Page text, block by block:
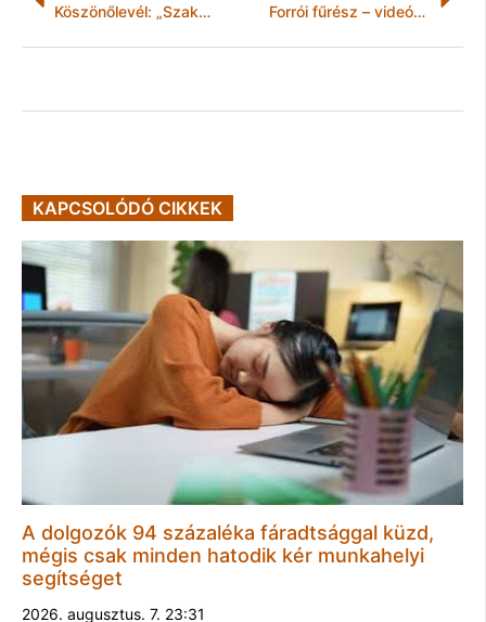
Köszönőlevél: „Szakszerű és lelkiismeretes munka” Forrói fűrész – videóval
KAPCSOLÓDÓ CIKKEK
A dolgozók 94 százaléka fáradtsággal küzd,
mégis csak minden hatodik kér munkahelyi
segítséget
2026. augusztus. 7. 23:31